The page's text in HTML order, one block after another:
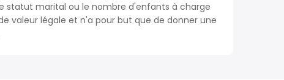
statut marital ou le nombre d'enfants à charge
valeur légale et n'a pour but que de donner une